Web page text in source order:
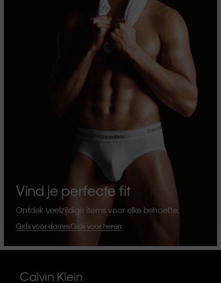
Vind je perfecte fit
Ontdek veelzijdige items voor elke behoefte.
Gids voor damesGids voor heren
Calvin Klein